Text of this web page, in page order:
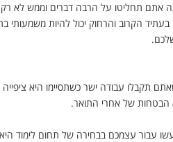
אתם תחליטו על הרבה דברים וממש לא
הקרוב והרחוק יכול להיות משמעותי
תקבלו עבודה ישר כשתסיימו היא
של אחרי התואר.
עבור עצמכם בבחירה של תחום לימוד היא